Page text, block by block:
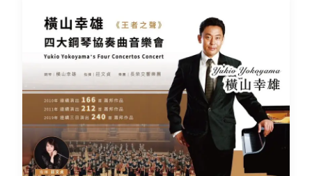
BON攝影
BON插畫
BON旅行
節慶長笛樂團